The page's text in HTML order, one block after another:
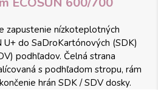
zapustenie nízkoteplotných
U+ do SaDroKartónových (SDK)
podhľadov. Čelná strana
s podhľadom stropu, rám
hrán SDK / SDV dosky.